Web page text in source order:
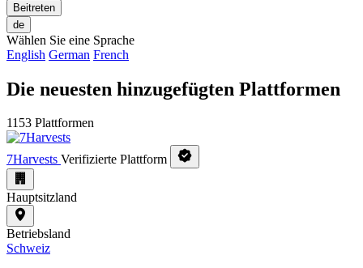
Beitreten
de
Wählen Sie eine Sprache
English German French
Die neuesten hinzugefügten Plattformen
1153 Plattformen
7Harvests Verifizierte Plattform
Hauptsitzland
Betriebsland
Schweiz